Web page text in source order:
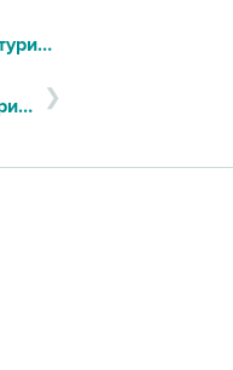
Медицинская справка для абитуриентов (форма 086/у)
Медицинская справка для абитуриентов (форма 086/у)